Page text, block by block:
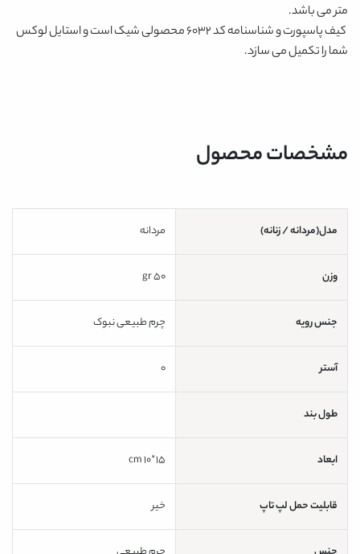
متر می باشد.
کیف پاسپورت و شناسنامه کد 6032
محصولی شیک است و استایل لوکس
شما را تکمیل می سازد.
مشخصات محصول
مدل(مردانه / زنانه) مردانه
وزن 50 gr
جنس رویه چرم طبیعی نبوک
آستر
طول بند
ابعاد
قابلیت حمل لپ تاپ خیر